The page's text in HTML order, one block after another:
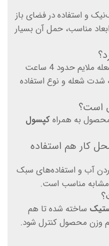
و استفاده در فضای باز
مناسب، حمل آن بسیار
هر کپسول 190 گرمی در حالت شعله ملایم حدود 4 ساعت
شدت شعله و نوع استفاده
است؟
محصول به همراهکپسول
کار هم استفاده
آب و استفاده‌های سبک
مشابه مناسب است.
ساخته شده تا هم
وزن محصول کنترل شود.